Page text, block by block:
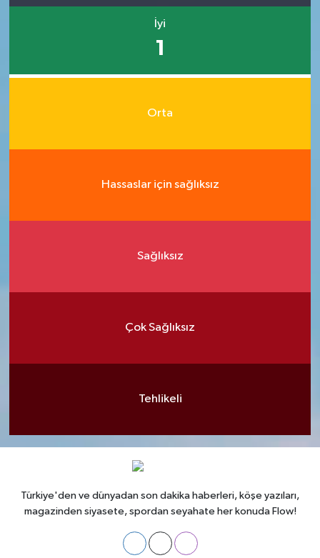
İyi
1
Orta
Hassaslar için sağlıksız
Sağlıksız
Çok Sağlıksız
Tehlikeli
Türkiye'den ve dünyadan son dakika haberleri, köşe yazıları,
magazinden siyasete, spordan seyahate her konuda Flow!